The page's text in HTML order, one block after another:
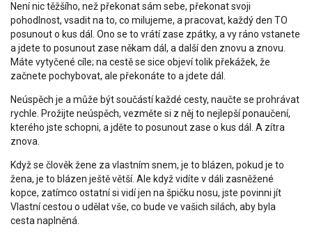
Není nic těžšího, než překonat sám sebe, překonat svoji
pohodlnost, vsadit na to, co milujeme, a pracovat, každý den TO
posunout o kus dál. Ono se to vrátí zase zpátky, a vy ráno vstanete
a jdete to posunout zase někam dál, a další den znovu a znovu.
Máte vytyčené cíle; na cestě se sice objeví tolik překážek, že
začnete pochybovat, ale překonáte to a jdete dál.
Neúspěch je a může být součástí každé cesty, naučte se prohrávat
rychle. Prožijte neúspěch, vezměte si z něj to nejlepší ponaučení,
kterého jste schopni, a jděte to posunout zase o kus dál. A zítra
znova.
Když se člověk žene za vlastním snem, je to blázen, pokud je to
žena, je to blázen ještě větší. Ale když vidíte v dáli zasněžené
kopce, zatímco ostatní si vidí jen na špičku nosu, jste povinni jít
Vlastní cestou o udělat vše, co bude ve vašich silách, aby byla
cesta naplněná.